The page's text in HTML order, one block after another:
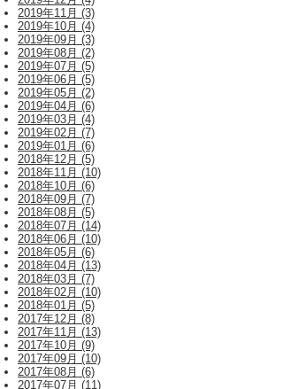
2019年11月 (3)
2019年10月 (4)
2019年09月 (3)
2019年08月 (2)
2019年07月 (5)
2019年06月 (5)
2019年05月 (2)
2019年04月 (6)
2019年03月 (4)
2019年02月 (7)
2019年01月 (6)
2018年12月 (5)
2018年11月 (10)
2018年10月 (6)
2018年09月 (7)
2018年08月 (5)
2018年07月 (14)
2018年06月 (10)
2018年05月 (6)
2018年04月 (13)
2018年03月 (7)
2018年02月 (10)
2018年01月 (5)
2017年12月 (8)
2017年11月 (13)
2017年10月 (9)
2017年09月 (10)
2017年08月 (6)
2017年07月 (11)